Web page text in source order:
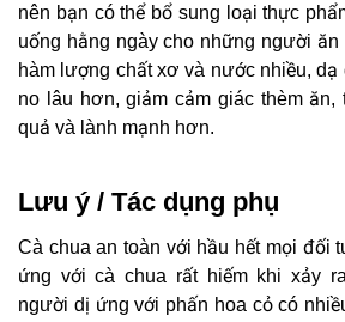
nên bạn có thể bổ sung loại thực
uống hằng ngày cho những người
hàm lượng chất xơ và nước nhiều, dạ
no lâu hơn, giảm cảm giác thèm ăn,
quả và lành mạnh hơn.
Lưu ý / Tác dụng phụ
Cà chua an toàn với hầu hết mọi đối
ứng với cà chua rất hiếm khi xảy
người dị ứng với phấn hoa cỏ có